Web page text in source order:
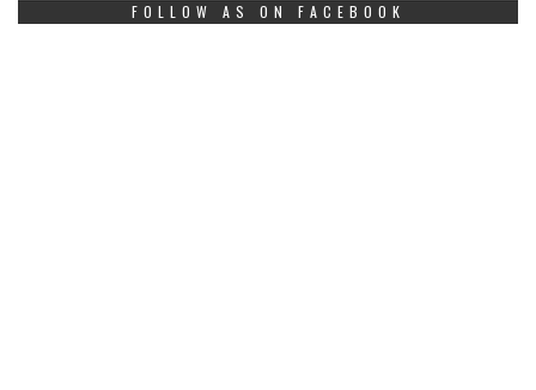
FOLLOW AS ON FACEBOOK